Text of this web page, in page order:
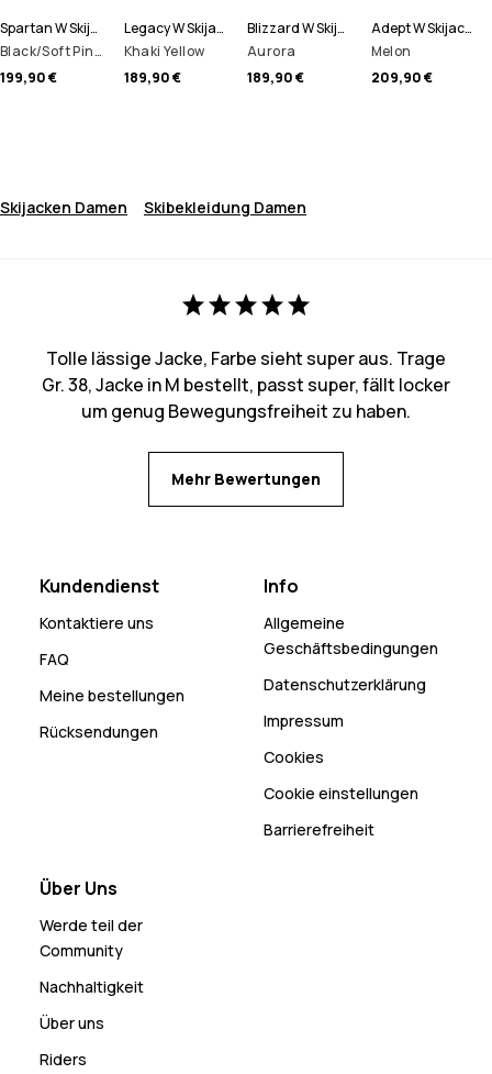
Spartan W Skijacke Damen
Black/Soft Pink/Bottle Green
199,90 €
Legacy W Skijacke Damen
Khaki Yellow
189,90 €
Blizzard W Skijacke Damen
Aurora
189,90 €
Adept W Skijacke Damen
Melon
209,90 €
Skijacken Damen Skibekleidung Damen
Tolle lässige Jacke, Farbe sieht super aus. Trage
Gr. 38, Jacke in M bestellt, passt super, fällt locker
um genug Bewegungsfreiheit zu haben.
Mehr Bewertungen
Kundendienst
Kontaktiere uns
FAQ
Meine bestellungen
Rücksendungen
Info
Allgemeine
Geschäftsbedingungen
Datenschutzerklärung
Impressum
Cookies
Cookie einstellungen
Barrierefreiheit
Über Uns
Werde teil der
Community
Nachhaltigkeit
Über uns
Riders